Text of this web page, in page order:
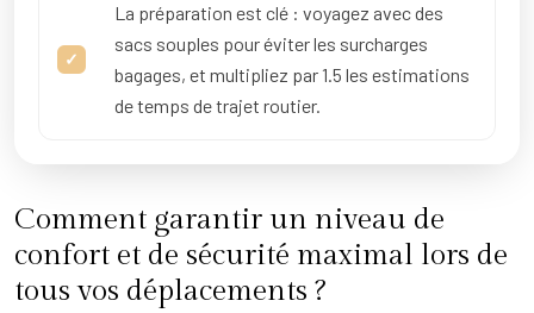
La préparation est clé : voyagez avec des
sacs souples pour éviter les surcharges
bagages, et multipliez par 1.5 les estimations
de temps de trajet routier.
Comment garantir un niveau de
confort et de sécurité maximal lors de
tous vos déplacements ?